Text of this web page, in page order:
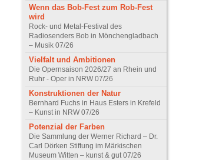
Wenn das Bob-Fest zum Rob-Fest
wird
Rock- und Metal-Festival des
Radiosenders Bob in Mönchengladbach
– Musik 07/26
Vielfalt und Ambitionen
Die Opernsaison 2026/27 an Rhein und
Ruhr - Oper in NRW 07/26
Konstruktionen der Natur
Bernhard Fuchs in Haus Esters in Krefeld
– Kunst in NRW 07/26
Potenzial der Farben
Die Sammlung der Werner Richard – Dr.
Carl Dörken Stiftung im Märkischen
Museum Witten – kunst & gut 07/26